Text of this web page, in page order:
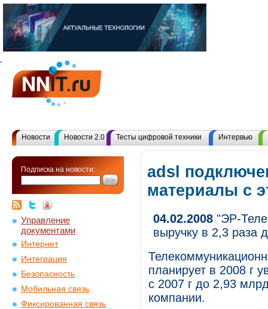
Новости Новости 2.0 Тесты цифровой техники Интервью
Подписка на новости:
Управление
документами
Интернет
Интеграция
Безопасность
Мобильная связь
Фиксированная связь
adsl
материалы с
04.02.2008 "ЭР-
выручку в 2,3 раза
планирует в 2008 г
с 2007 г до 2,93
компании.